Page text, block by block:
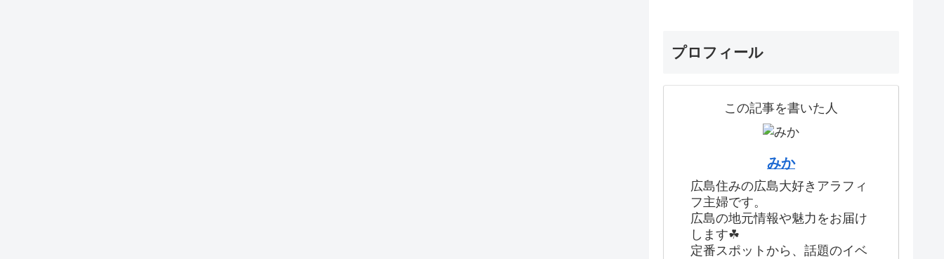
プロフィール
この記事を書いた人
みか
広島住みの広島大好きアラフィ
フ主婦です。
広島の地元情報や魅力をお届け
します☘
定番スポットから、話題のイベ